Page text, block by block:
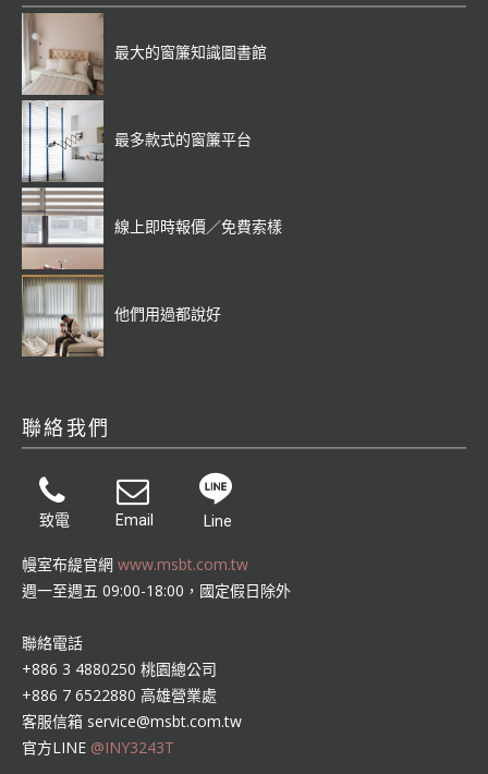
最大的窗簾知識圖書館
最多款式的窗簾平台
線上即時報價／免費索樣
他們用過都說好
聯絡我們
致電 Email Line
幔室布緹官網 www.msbt.com.tw
週一至週五 09:00-18:00，國定假日除外
聯絡電話
+886 3 4880250 桃園總公司
+886 7 6522880 高雄營業處
客服信箱 service@msbt.com.tw
官方LINE @INY3243T